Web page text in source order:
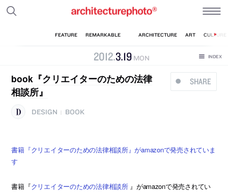
2012.3.19 MON
SHARE
book『クリエイターのための法律
相談所』
DESIGN BOOK
書籍『クリエイターのための法律相談所』がamazonで発売されていま
す
書籍『クリエイターのための法律相談所 』がamazonで発売されてい